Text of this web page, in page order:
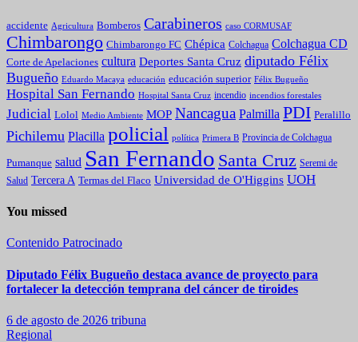
accidente Agricultura Bomberos Carabineros caso CORMUSAF
Chimbarongo Chimbarongo FC Chépica Colchagua Colchagua CD
Corte de Apelaciones cultura Deportes Santa Cruz diputado Félix
Bugueño Eduardo Macaya educación educación superior Félix Bugueño
Hospital San Fernando Hospital Santa Cruz incendio incendios forestales
Judicial Lolol Medio Ambiente MOP Nancagua Palmilla PDI Peralillo
Pichilemu Placilla policial política Primera B Provincia de Colchagua
Pumanque salud San Fernando Santa Cruz Seremi de
Salud Tercera A Termas del Flaco Universidad de O'Higgins UOH
You missed
Contenido Patrocinado
Diputado Félix Bugueño destaca avance de proyecto para
fortalecer la detección temprana del cáncer de tiroides
6 de agosto de 2026 tribuna
Regional